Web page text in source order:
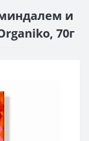
и
70г